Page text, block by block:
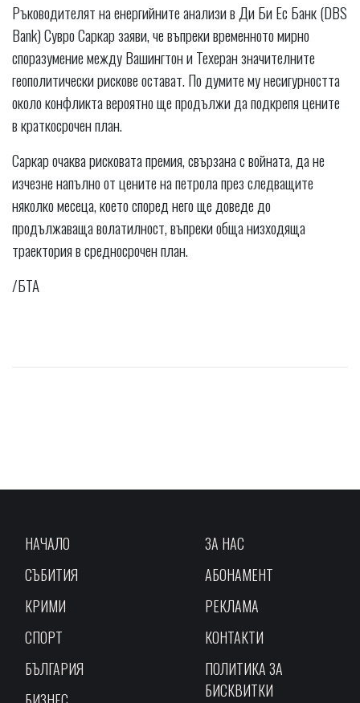
Ръководителят на енергийните анализи в Ди Би Ес Банк (DBS
Bank) Сувро Саркар заяви, че въпреки временното мирно
споразумение между Вашингтон и Техеран значителните
геополитически рискове остават. По думите му несигурността
около конфликта вероятно ще продължи да подкрепя цените
в краткосрочен план.
Саркар очаква рисковата премия, свързана с войната, да не
изчезне напълно от цените на петрола през следващите
няколко месеца, което според него ще доведе до
продължаваща волатилност, въпреки обща низходяща
траектория в средносрочен план.
/БТА
НАЧАЛО
СЪБИТИЯ
КРИМИ
СПОРТ
БЪЛГАРИЯ
ЗА НАС
АБОНАМЕНТ
РЕКЛАМА
КОНТАКТИ
ПОЛИТИКА ЗА
БИСКВИТКИ